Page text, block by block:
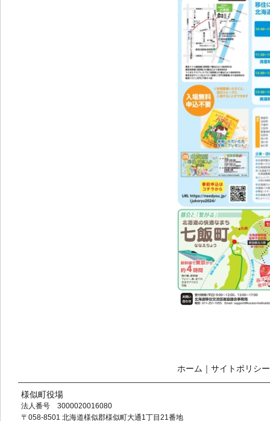
ホーム ｜ サイトポリシー
様似町役場
法人番号 3000020016080
〒058-8501 北海道様似郡様似町大通1丁目21番地